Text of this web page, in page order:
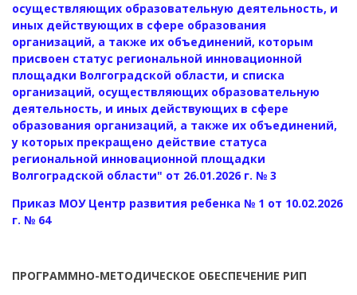
осуществляющих образовательную деятельность, и
иных действующих в сфере образования
организаций, а также их объединений, которым
присвоен статус региональной инновационной
площадки Волгоградской области, и списка
организаций, осуществляющих образовательную
деятельность, и иных действующих в сфере
образования организаций, а также их объединений,
у которых прекращено действие статуса
региональной инновационной площадки
Волгоградской области" от 26.01.2026 г. № 3
Приказ МОУ Центр развития ребенка № 1 от 10.02.2026
г. № 64
ПРОГРАММНО-МЕТОДИЧЕСКОЕ ОБЕСПЕЧЕНИЕ РИП